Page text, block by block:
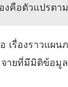
งคือตัวแปรตาม
เรื่องราวแผน
ายที่มีมิติข้อมูล